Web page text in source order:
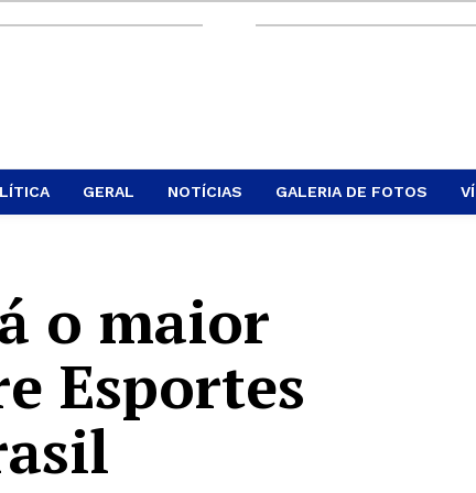
GERAL NOTÍCIAS GALERIA DE FOTOS
o maior
Esportes